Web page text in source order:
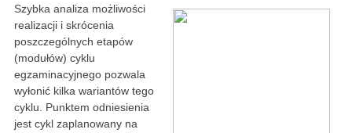
Szybka analiza możliwości
realizacji i skrócenia
poszczególnych etapów
(modułów) cyklu
egzaminacyjnego pozwala
wyłonić kilka wariantów tego
cyklu. Punktem odniesienia
jest cykl zaplanowany na